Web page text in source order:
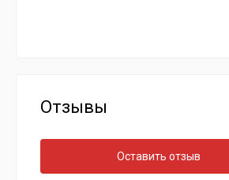
Отзывы
Оставить отзыв